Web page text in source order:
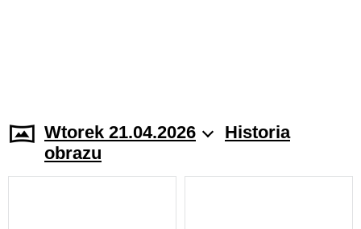
Wtorek 21.04.2026
Historia
obrazu